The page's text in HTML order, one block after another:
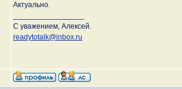
Актуально.
С уважением, Алексей.
readytotalk@inbox.ru